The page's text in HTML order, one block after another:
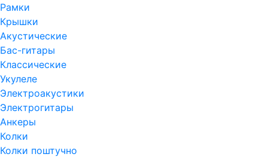
Рамки
Крышки
Акустические
Бас-гитары
Классические
Укулеле
Электроакустики
Электрогитары
Анкеры
Колки
Колки поштучно